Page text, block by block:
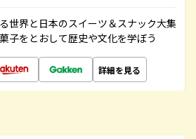
世界と日本のスイーツ＆スナック大集
子をとおして歴史や文化を学ぼう
詳細を見る